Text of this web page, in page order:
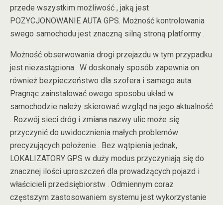
przede wszystkim możliwość , jaką jest
POZYCJONOWANIE AUTA GPS. Możność kontrolowania
swego samochodu jest znaczną silną stroną platformy .
Możność obserwowania drogi przejazdu w tym przypadku
jest niezastąpiona . W doskonały sposób zapewnia on
również bezpieczeństwo dla szofera i samego auta.
Pragnąc zainstalować owego sposobu układ w
samochodzie należy skierować wzgląd na jego aktualność
. Rozwój sieci dróg i zmiana nazwy ulic może się
przyczynić do uwidocznienia małych problemów
precyzujących położenie . Bez wątpienia jednak,
LOKALIZATORY GPS w duży modus przyczyniają się do
znacznej ilości uproszczeń dla prowadzących pojazd i
właścicieli przedsiębiorstw . Odmiennym coraz
częstszym zastosowaniem systemu jest wykorzystanie